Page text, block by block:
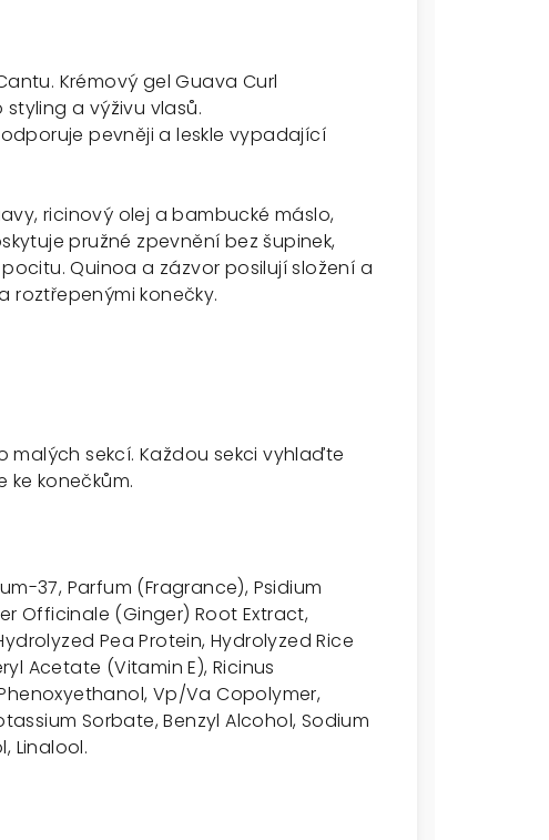
Krémový gel Guava Curl
a výživu vlasů.
pevněji a leskle vypadající
ricinový olej a bambucké máslo,
pružné zpevnění bez šupinek,
Quinoa a zázvor posilují složení a
roztřepenými konečky.
malých sekcí. Každou sekci vyhlaďte
konečkům.
37, Parfum (Fragrance), Psidium
Officinale (Ginger) Root Extract,
Pea Protein, Hydrolyzed Rice
Acetate (Vitamin E), Ricinus
Vp/Va Copolymer,
Sorbate, Benzyl Alcohol, Sodium
Linalool.